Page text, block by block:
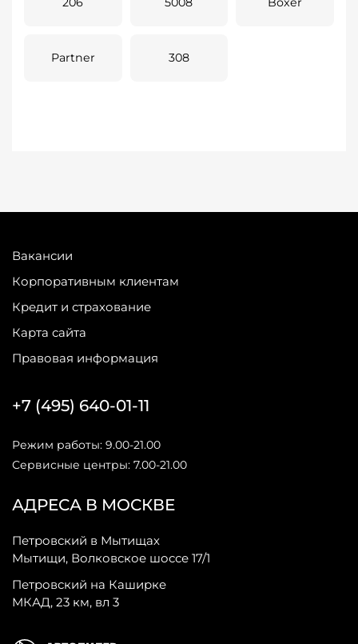
Partner 308
Вакансии
Корпоративным клиентам
Кредит и страхование
Карта сайта
Правовая информация
АДРЕСА В МОСКВЕ
Петровский в Мытищах
Мытищи, Волковское шоссе 17/1
Петровский на Каширке
МКАД, 23 км, вл 3
+7 (495) 640-01-11
Режим работы: 9.00-21.00
Сервисные центры: 7.00-21.00